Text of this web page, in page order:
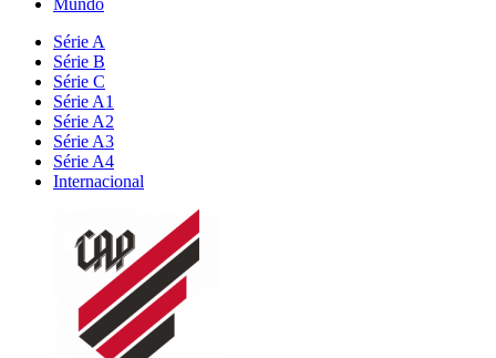
Mundo
Série A
Série B
Série C
Série A1
Série A2
Série A3
Série A4
Internacional